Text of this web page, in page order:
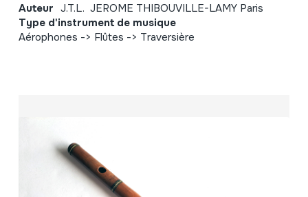
Auteur J.T.L. JEROME THIBOUVILLE-LAMY Paris
Type d'instrument de musique
Aérophones -> Flûtes -> Traversière